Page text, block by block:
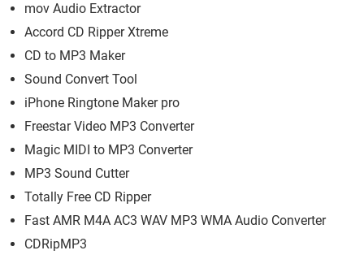
mov Audio Extractor
Accord CD Ripper Xtreme
CD to MP3 Maker
Sound Convert Tool
iPhone Ringtone Maker pro
Freestar Video MP3 Converter
Magic MIDI to MP3 Converter
MP3 Sound Cutter
Totally Free CD Ripper
Fast AMR M4A AC3 WAV MP3 WMA Audio Converter
CDRipMP3